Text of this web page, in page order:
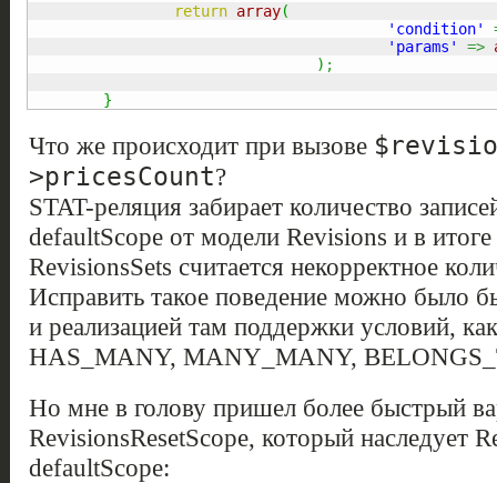
return array(
'condition'
'params'
=>
) ;
}
Что же происходит при вызове
>pricesCount?
STAT-реляция забирает количество
defaultScope от модели Revisions и в
RevisionsSets считается некорректное
Исправить такое поведение можно было
и реализацией там поддержки условий,
HAS_MANY, MANY_MANY,
Но мне в голову пришел более быстрый
RevisionsResetScope, который наследует
defaultScope: